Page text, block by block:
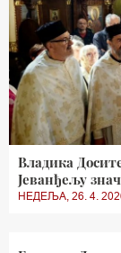
Владика
Јеванђељу
НЕДЕЉА, 26. 4.